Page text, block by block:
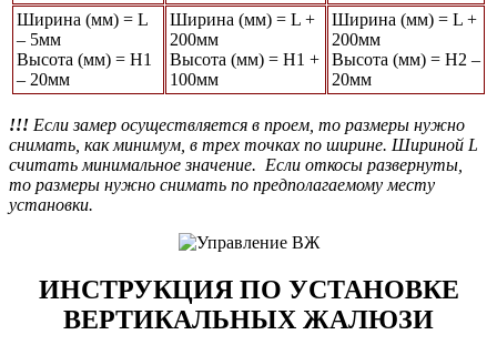
Ширина (мм) = L
– 5мм
Высота (мм) = Н1
– 20мм
Ширина (мм) = L +
200мм
Высота (мм) = Н1 +
100мм
Ширина (мм) = L +
200мм
Высота (мм) = Н2 –
20мм
!!! Если замер осуществляется в проем, то размеры нужно
снимать, как минимум, в трех точках по ширине. Шириной L
считать минимальное значение. Если откосы развернуты,
то размеры нужно снимать по предполагаемому месту
установки.
ИНСТРУКЦИЯ ПО УСТАНОВКЕ
ВЕРТИКАЛЬНЫХ ЖАЛЮЗИ